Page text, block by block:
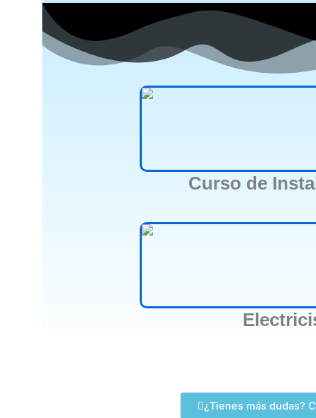
Curso de
¿Tienes más dudas?